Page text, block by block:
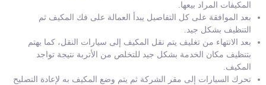
المكيفات المراد بيعها.
بعد الموافقة على كل التفاصيل يبدأ العمالة على فك المكيف ثم
التنظيف بشكل جيد.
بعد الانتهاء من تغليف يتم نقل المكيف إلى سيارات النقل، كما يهتم
بتنظيف مكان الخدمة بشكل جيد للتخلص من الأتربة نتيجة تواجد
المكيف.
تحرك السيارات إلى مقر الشركة ثم يتم وضع المكيف به لإعادة التصليح